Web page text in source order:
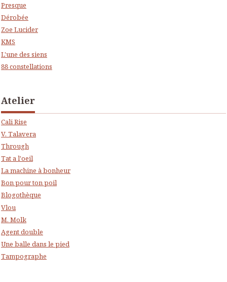
Presque
Dérobée
Zoe Lucider
KMS
L'une des siens
88 constellations
Atelier
Cali Rise
V. Talavera
Through
Tat a l'oeil
La machine à bonheur
Bon pour ton poil
Blogothèque
Vlou
M. Molk
Agent double
Une balle dans le pied
Tampographe